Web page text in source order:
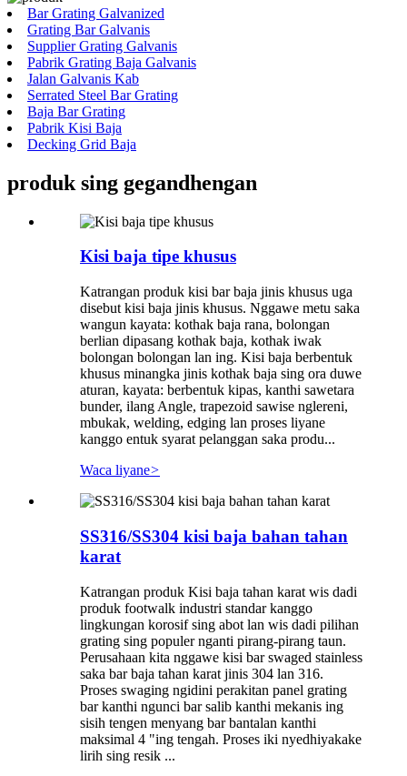
Bar Grating Galvanized
Grating Bar Galvanis
Supplier Grating Galvanis
Pabrik Grating Baja Galvanis
Jalan Galvanis Kab
Serrated Steel Bar Grating
Baja Bar Grating
Pabrik Kisi Baja
Decking Grid Baja
produk sing gegandhengan
Kisi baja tipe khusus
Katrangan produk kisi bar baja jinis khusus uga
disebut kisi baja jinis khusus. Nggawe metu saka
wangun kayata: kothak baja rana, bolongan
berlian dipasang kothak baja, kothak iwak
bolongan bolongan lan ing. Kisi baja berbentuk
khusus minangka jinis kothak baja sing ora duwe
aturan, kayata: berbentuk kipas, kanthi sawetara
bunder, ilang Angle, trapezoid sawise nglereni,
mbukak, welding, edging lan proses liyane
kanggo entuk syarat pelanggan saka produ...
Waca liyane>
SS316/SS304 kisi baja bahan tahan
karat
Katrangan produk Kisi baja tahan karat wis dadi
produk footwalk industri standar kanggo
lingkungan korosif sing abot lan wis dadi pilihan
grating sing populer nganti pirang-pirang taun.
Perusahaan kita nggawe kisi bar swaged stainless
saka bar baja tahan karat jinis 304 lan 316.
Proses swaging ngidini perakitan panel grating
bar kanthi ngunci bar salib kanthi mekanis ing
sisih tengen menyang bar bantalan kanthi
maksimal 4 "ing tengah. Proses iki nyedhiyakake
lirih sing resik ...